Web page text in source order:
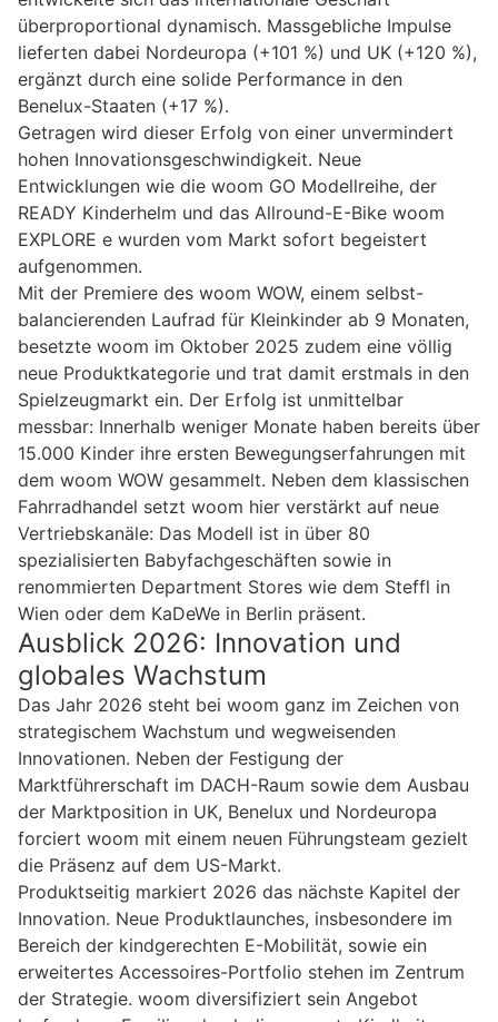
überproportional dynamisch. Massgebliche Impulse
lieferten dabei Nordeuropa (+101 %) und UK (+120 %),
ergänzt durch eine solide Performance in den
Benelux-Staaten (+17 %).
Getragen wird dieser Erfolg von einer unvermindert
hohen Innovationsgeschwindigkeit. Neue
Entwicklungen wie die woom GO Modellreihe, der
READY Kinderhelm und das Allround-E-Bike woom
EXPLORE e wurden vom Markt sofort begeistert
aufgenommen.
Mit der Premiere des woom WOW, einem selbst-
balancierenden Laufrad für Kleinkinder ab 9 Monaten,
besetzte woom im Oktober 2025 zudem eine völlig
neue Produktkategorie und trat damit erstmals in den
Spielzeugmarkt ein. Der Erfolg ist unmittelbar
messbar: Innerhalb weniger Monate haben bereits über
15.000 Kinder ihre ersten Bewegungserfahrungen mit
dem woom WOW gesammelt. Neben dem klassischen
Fahrradhandel setzt woom hier verstärkt auf neue
Vertriebskanäle: Das Modell ist in über 80
spezialisierten Babyfachgeschäften sowie in
renommierten Department Stores wie dem Steffl in
Wien oder dem KaDeWe in Berlin präsent.
Ausblick 2026: Innovation und
globales Wachstum
Das Jahr 2026 steht bei woom ganz im Zeichen von
strategischem Wachstum und wegweisenden
Innovationen. Neben der Festigung der
Marktführerschaft im DACH-Raum sowie dem Ausbau
der Marktposition in UK, Benelux und Nordeuropa
forciert woom mit einem neuen Führungsteam gezielt
die Präsenz auf dem US-Markt.
Produktseitig markiert 2026 das nächste Kapitel der
Innovation. Neue Produktlaunches, insbesondere im
Bereich der kindgerechten E-Mobilität, sowie ein
erweitertes Accessoires-Portfolio stehen im Zentrum
der Strategie. woom diversifiziert sein Angebot